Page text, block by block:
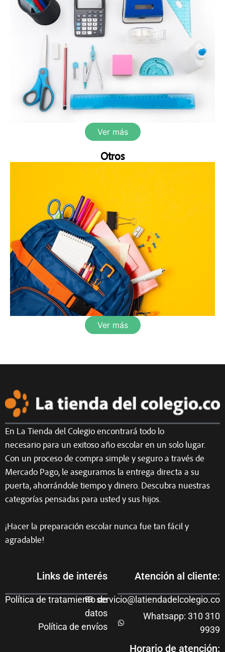
Ver más
Otros
Ver más
En La Tienda del Colegio encontrará todo lo
necesario para un exitoso año escolar en un solo lugar.
Con un proceso de compra simple y seguro a través de
Mercado Pago, le aseguramos la entrega directa a su
puerta, ahorrándole tiempo y dinero. Descubra nuestras
categorías pensadas para usted y sus hijos.
¡Hacer la preparación escolar nunca fue tan fácil y
agradable!
Links de interés
Política de tratamiento de
datos
Política de envíos
Atención al cliente:
servicio@latiendadelcolegio.co
Whatsapp: 310 310
9939
Horario de atención: